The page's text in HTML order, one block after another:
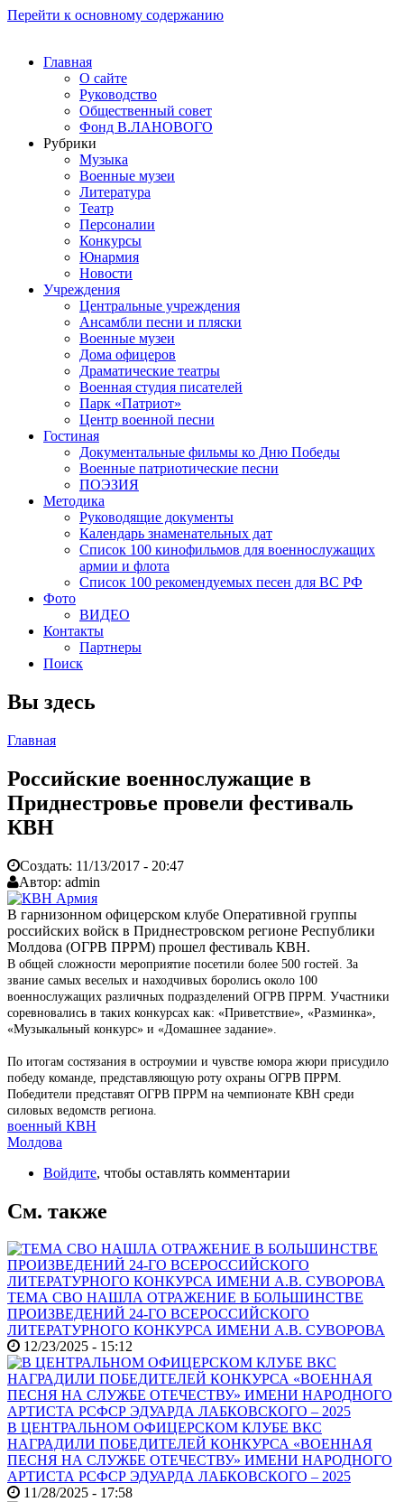
Перейти к основному содержанию
Главная
О сайте
Руководство
Общественный совет
Фонд В.ЛАНОВОГО
Рубрики
Музыка
Военные музеи
Литература
Театр
Персоналии
Конкурсы
Юнармия
Новости
Учреждения
Центральные учреждения
Ансамбли песни и пляски
Военные музеи
Дома офицеров
Драматические театры
Военная студия писателей
Парк «Патриот»
Центр военной песни
Гостиная
Документальные фильмы ко Дню Победы
Военные патриотические песни
ПОЭЗИЯ
Методика
Руководящие документы
Календарь знаменательных дат
Список 100 кинофильмов для военнослужащих
армии и флота
Список 100 рекомендуемых песен для ВС РФ
Фото
ВИДЕО
Контакты
Партнеры
Поиск
Вы здесь
Главная
Российские военнослужащие в
Приднестровье провели фестиваль
КВН
Создать: 11/13/2017 - 20:47
Автор: admin
В гарнизонном офицерском клубе Оперативной группы
российских войск в Приднестровском регионе Республики
Молдова (ОГРВ ПРРМ) прошел фестиваль КВН.
В общей сложности мероприятие посетили более 500 гостей. За
звание самых веселых и находчивых боролись около 100
военнослужащих различных подразделений ОГРВ ПРРМ. Участники
соревновались в таких конкурсах как: «Приветствие», «Разминка»,
«Музыкальный конкурс» и «Домашнее задание».
По итогам состязания в остроумии и чувстве юмора жюри присудило
победу команде, представляющую роту охраны ОГРВ ПРРМ.
Победители представят ОГРВ ПРРМ на чемпионате КВН среди
силовых ведомств региона.
военный КВН
Молдова
Войдите, чтобы оставлять комментарии
См. также
ТЕМА СВО НАШЛА ОТРАЖЕНИЕ В БОЛЬШИНСТВЕ
ПРОИЗВЕДЕНИЙ 24-ГО ВСЕРОССИЙСКОГО
ЛИТЕРАТУРНОГО КОНКУРСА ИМЕНИ А.В. СУВОРОВА
12/23/2025 - 15:12
В ЦЕНТРАЛЬНОМ ОФИЦЕРСКОМ КЛУБЕ ВКС
НАГРАДИЛИ ПОБЕДИТЕЛЕЙ КОНКУРСА «ВОЕННАЯ
ПЕСНЯ НА СЛУЖБЕ ОТЕЧЕСТВУ» ИМЕНИ НАРОДНОГО
АРТИСТА РСФСР ЭДУАРДА ЛАБКОВСКОГО – 2025
11/28/2025 - 17:58